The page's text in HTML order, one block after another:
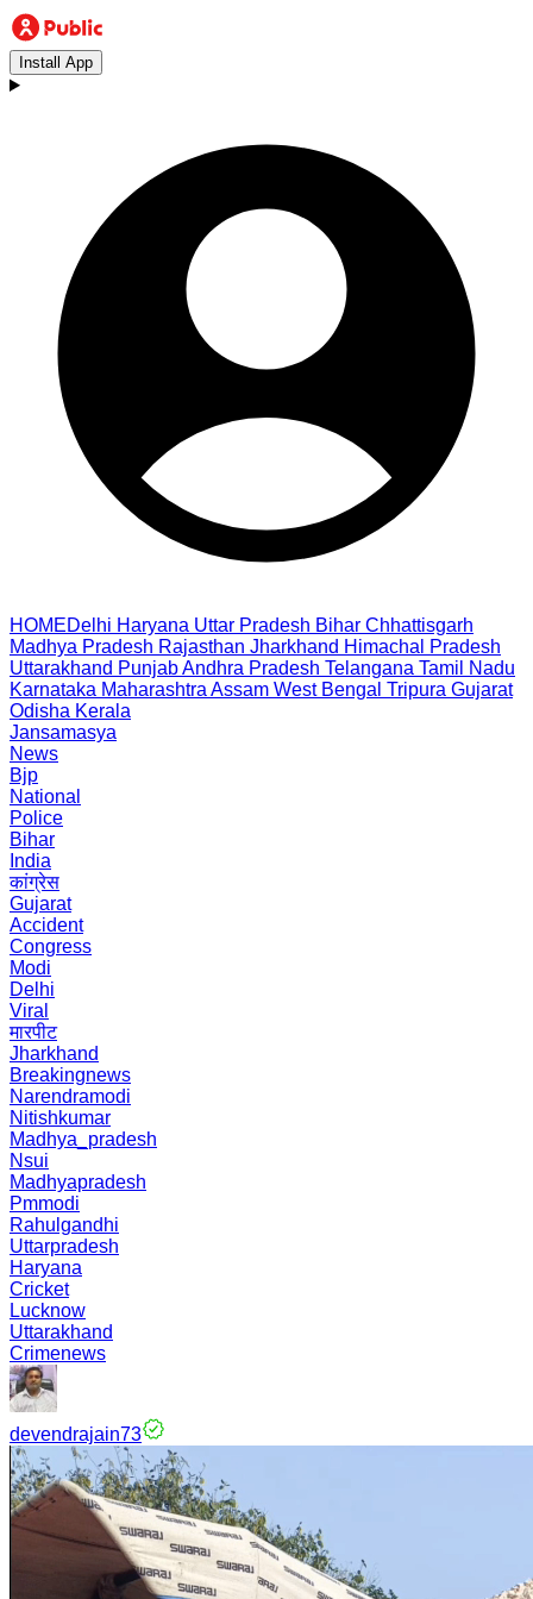
Install App
HOMEDelhi Haryana Uttar Pradesh Bihar Chhattisgarh
Madhya Pradesh Rajasthan Jharkhand Himachal Pradesh
Uttarakhand PunjabAndhra Pradesh Telangana Tamil Nadu
Karnataka Maharashtra Assam West Bengal Tripura Gujarat
Odisha Kerala
Jansamasya
News
Bjp
National
Police
Bihar
India
कांग्रेस
Gujarat
Accident
Congress
Modi
Delhi
Viral
मारपीट
Jharkhand
Breakingnews
Narendramodi
Nitishkumar
Madhya_pradesh
Nsui
Madhyapradesh
Pmmodi
Rahulgandhi
Uttarpradesh
Haryana
Cricket
Lucknow
Uttarakhand
Crimenews
devendrajain73